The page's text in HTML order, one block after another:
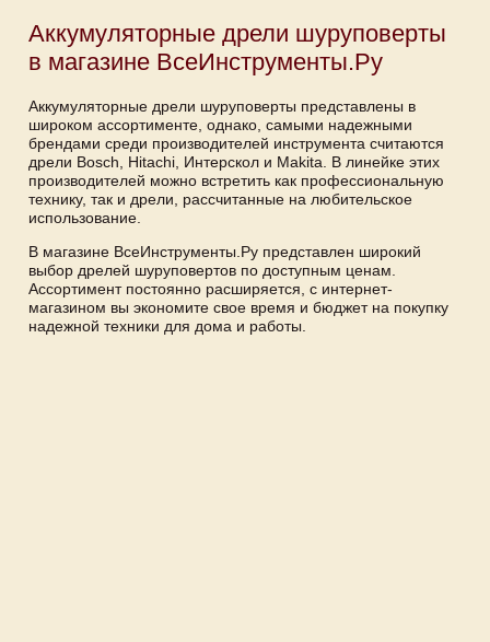
Аккумуляторные дрели шуруповерты
в магазине ВсеИнструменты.Ру
Аккумуляторные дрели шуруповерты представлены в
широком ассортименте, однако, самыми надежными
брендами среди производителей инструмента считаются
дрели Bosch, Hitachi, Интерскол и Makita. В линейке этих
производителей можно встретить как профессиональную
технику, так и дрели, рассчитанные на любительское
использование.
В магазине ВсеИнструменты.Ру представлен широкий
выбор дрелей шуруповертов по доступным ценам.
Ассортимент постоянно расширяется, с интернет-
магазином вы экономите свое время и бюджет на покупку
надежной техники для дома и работы.